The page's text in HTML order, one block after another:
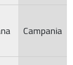
Campania